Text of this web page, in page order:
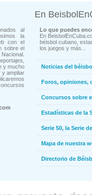
al
la
con el
sobre el
y mucho
y ampliar
En
Lo que puedes
En
béisbol cubano,
los juegos y más...
Noticias del
Foros, opiniones,
Concursos sobre
Estadísticas de la
Serie 50, la Serie
Mapa de nuestra
Directorio de